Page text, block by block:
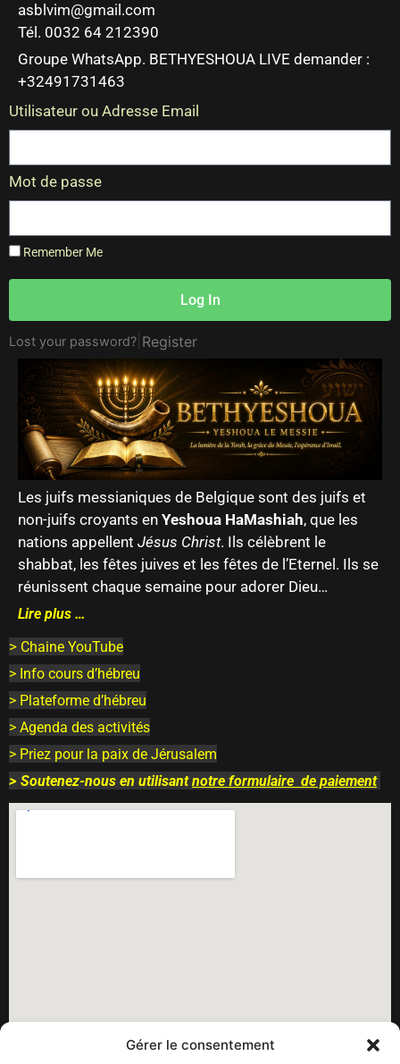
Gérer le consentement
asblvim@gmail.com
Tél. 0032 64 212390
Groupe WhatsApp. BETHYESHOUA LIVE demander :
+32491731463
Utilisateur ou Adresse Email
Mot de passe
Remember Me
Log In
Lost your password? Register
Les juifs messianiques de Belgique sont des juifs et
non-juifs croyants en Yeshoua HaMashiah, que les
nations appellent Jésus Christ. Ils célèbrent le
shabbat, les fêtes juives et les fêtes de l’Eternel. Ils se
réunissent chaque semaine pour adorer Dieu…
Lire plus …
> Chaine YouTube
> Info cours d’hébreu
> Plateforme d’hébreu
> Agenda des activités
> Priez pour la paix de Jérusalem
> Soutenez-nous en utilisantnotre formulaire de paiement